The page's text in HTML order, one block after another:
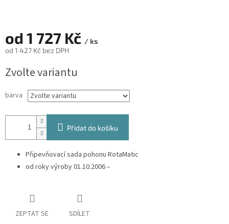
od 1 727 Kč / ks
od 1 427 Kč bez DPH
cena:
Zvolte variantu
barva
Přidat do košíku
Připevňovací sada pohonu RotaMatic
od roky výroby 01.10.2006 –
ZEPTAT SE SDÍLET